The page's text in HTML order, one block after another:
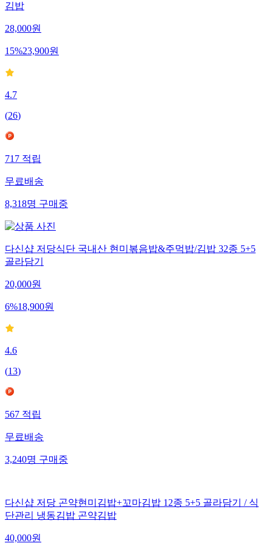
김밥
28,000원
15%23,900원
4.7
(26)
717 적립
무료배송
8,318명 구매중
다신샵 저당식단 국내산 현미볶음밥&주먹밥/김밥 32종 5+5
골라담기
20,000원
6%18,900원
4.6
(13)
567 적립
무료배송
3,240명 구매중
다신샵 저당 곤약현미김밥+꼬마김밥 12종 5+5 골라담기 / 식
단관리 냉동김밥 곤약김밥
40,000원